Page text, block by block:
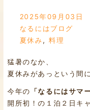
2025年09月03日
なるにはブログ
夏休み ,料理
猛暑のなか、
夏休みがあっという間
今年の 「なるにはサマ
開所初！の１泊２日キ